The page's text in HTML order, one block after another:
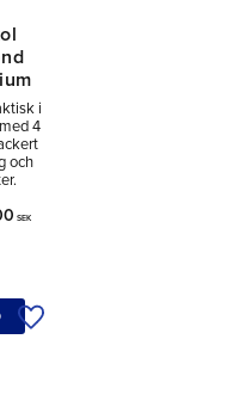
i
4
och
SEK
Lägg till i önskelista